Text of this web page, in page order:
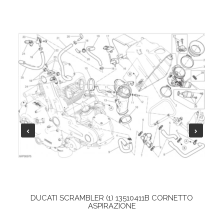
DUCATI SCRAMBLER (1) 13510411B CORNETTO
ASPIRAZIONE